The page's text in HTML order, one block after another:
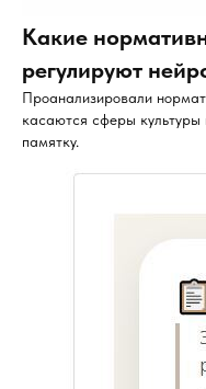
Какие
регулируют
Проанализировали
касаются сферы культуры
памятку.